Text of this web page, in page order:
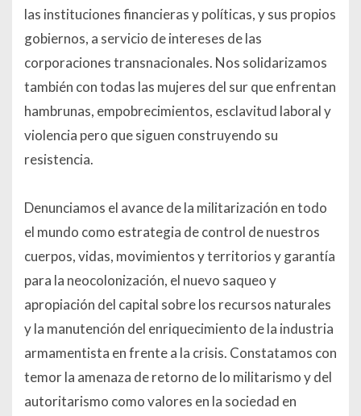
las instituciones financieras y políticas, y sus propios
gobiernos, a servicio de intereses de las
corporaciones transnacionales. Nos solidarizamos
también con todas las mujeres del sur que enfrentan
hambrunas, empobrecimientos, esclavitud laboral y
violencia pero que siguen construyendo su
resistencia.
Denunciamos el avance de la militarización en todo
el mundo como estrategia de control de nuestros
cuerpos, vidas, movimientos y territorios y garantía
para la neocolonización, el nuevo saqueo y
apropiación del capital sobre los recursos naturales
y la manutención del enriquecimiento de la industria
armamentista en frente a la crisis. Constatamos con
temor la amenaza de retorno de lo militarismo y del
autoritarismo como valores en la sociedad en